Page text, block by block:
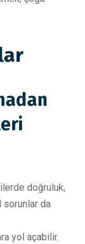
doğruluk,
sorunlar da
yol açabilir.